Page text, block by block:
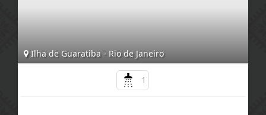
Ilha de Guaratiba - Rio de Janeiro
1